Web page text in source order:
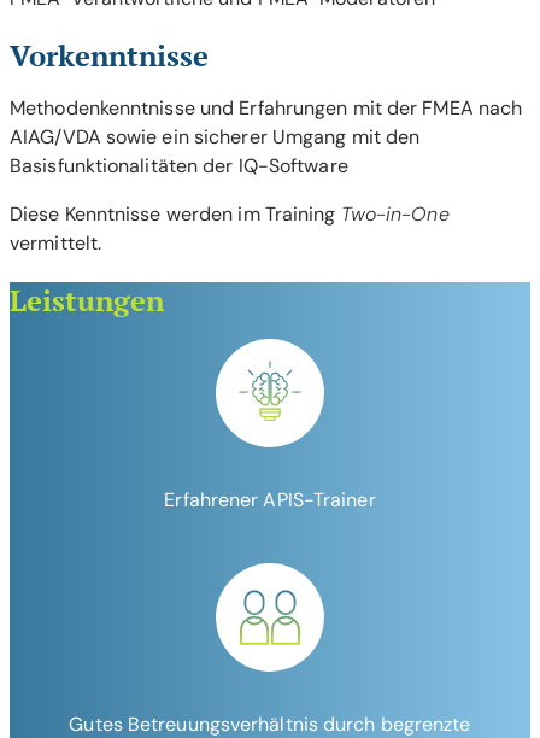
Vorkenntnisse
Methodenkenntnisse und Erfahrungen mit der FMEA nach
AIAG/VDA sowie ein sicherer Umgang mit den
Basisfunktionalitäten der IQ-Software
Diese Kenntnisse werden im Training Two-in-One
vermittelt.
Leistungen
Erfahrener APIS-Trainer
Gutes Betreuungsverhältnis durch begrenzte